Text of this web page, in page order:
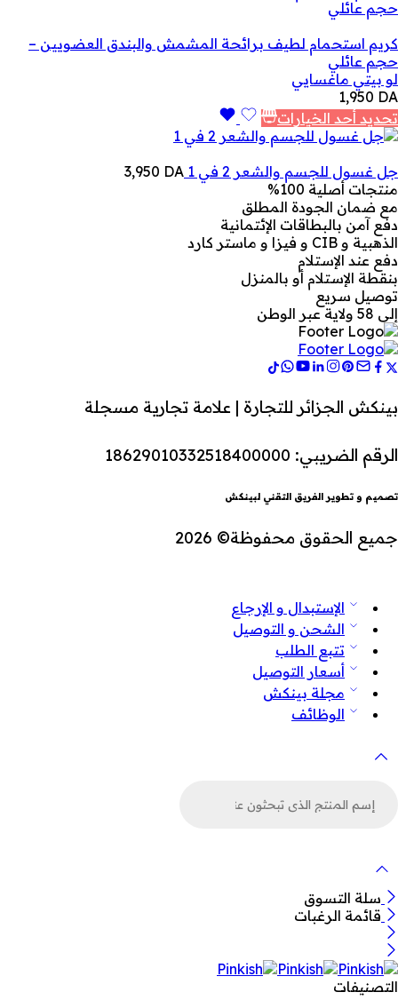
كريم استحمام لطيف برائحة المشمش والبندق العضويين –
حجم عائلي
لو بيتي ماغسايي
1,950 DA
تحديد أحد الخيارات
جل غسول للجسم والشعر 2 في 1 3,950 DA
منتجات أصلية 100%
مع ضمان الجودة المطلق
دفع آمن بالبطاقات الإئتمانية
الذهبية و CIB و فيزا و ماستر كارد
دفع عند الإستلام
بنقطة الإستلام أو بالمنزل
توصيل سريع
إلى 58 ولاية عبر الوطن
بينكش الجزائر للتجارة | علامة تجارية مسجلة
الرقم الضريبي: 18629010332518400000
تصميم و تطوير الفريق التقني لبينكش
جميع الحقوق محفوظة© 2026
الإستبدال و الإرجاع
الشحن و التوصيل
تتبع الطلب
أسعار التوصيل
مجلة بينكش
الوظائف
سلة التسوق
قائمة الرغبات
التصنيفات